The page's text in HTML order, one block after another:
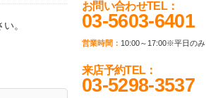
。
お問い合わせTEL：
03-5603-6401
営業時間： 10:00～17:00※平日のみ
来店予約TEL：
03-5298-3537